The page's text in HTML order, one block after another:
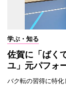
学ぶ・知る
佐賀に「ばく
ユ」元パフォ
バク転の習得に特化